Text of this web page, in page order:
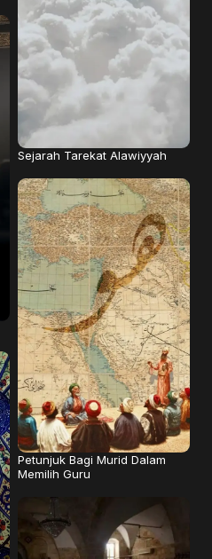
Sejarah Tarekat Alawiyyah
Petunjuk Bagi Murid Dalam
Memilih Guru